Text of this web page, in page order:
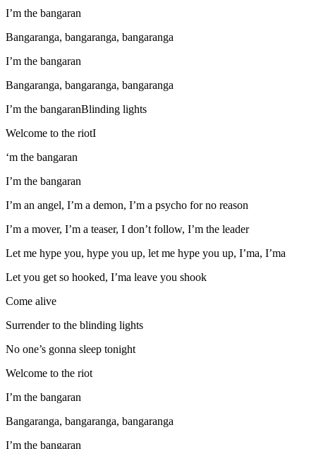
I’m the bangaran
Bangaranga, bangaranga, bangaranga
I’m the bangaran
Bangaranga, bangaranga, bangaranga
I’m the bangaranBlinding lights
Welcome to the riotI
‘m the bangaran
I’m the bangaran
I’m an angel, I’m a demon, I’m a psycho for no reason
I’m a mover, I’m a teaser, I don’t follow, I’m the leader
Let me hype you, hype you up, let me hype you up, I’ma, I’ma
Let you get so hooked, I’ma leave you shook
Come alive
Surrender to the blinding lights
No one’s gonna sleep tonight
Welcome to the riot
I’m the bangaran
Bangaranga, bangaranga, bangaranga
I’m the bangaran